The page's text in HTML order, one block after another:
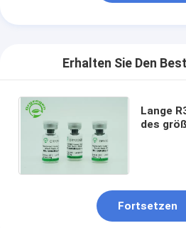
Erhalten Sie Den
Lange
des
Fortsetzen